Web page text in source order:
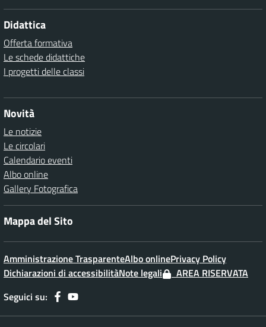
Didattica
Offerta formativa
Le schede didattiche
I progetti delle classi
Novità
Le notizie
Le circolari
Calendario eventi
Albo online
Gallery Fotografica
Mappa del Sito
Amministrazione TrasparenteAlbo onlinePrivacy Policy
Dichiarazioni di accessibilitàNote legali
AREA RISERVATA
Seguici su: